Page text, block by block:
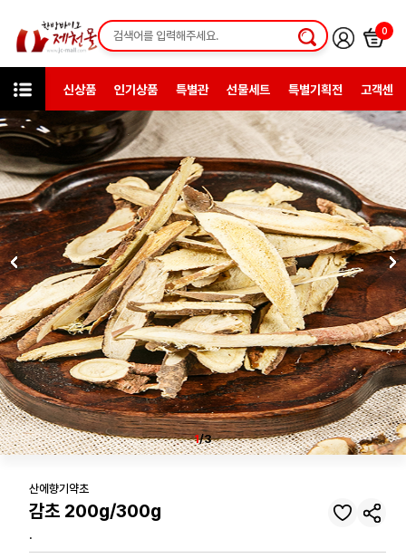
0
신상품 인기상품 특별관 선물세트 특별기획전 고객센터
카테고리 한방약초
1/3
산에향기약초
감초 200g/300g
.